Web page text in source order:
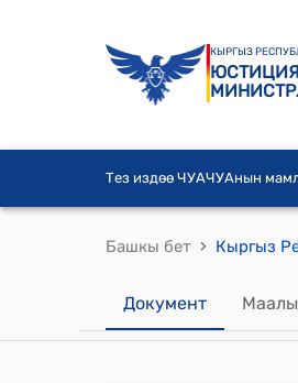
КЫРГЫЗ
ЮСТИЦИЯ
Тез издөө ЧУАЧУАнын
Башкы бет ›
Документ